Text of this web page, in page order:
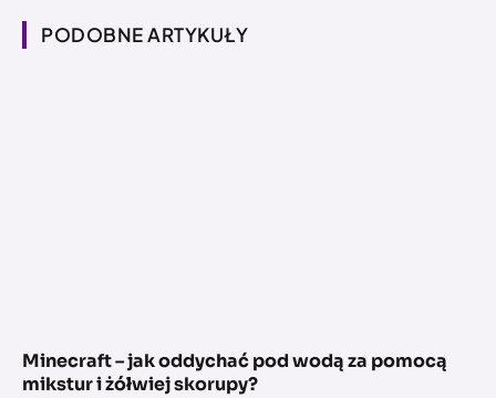
PODOBNE ARTYKUŁY
Minecraft – jak oddychać pod wodą za pomocą
mikstur i żółwiej skorupy?